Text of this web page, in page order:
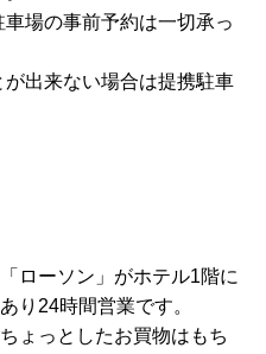
場の事前予約は一切承っ
出来ない場合は提携駐車
「ローソン」がホテル1階に
あり24時間営業です。
ちょっとしたお買物はもち